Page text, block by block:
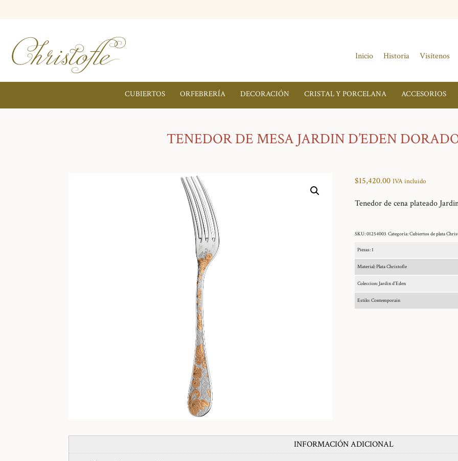
Inicio Historia Visítenos
CUBIERTOS ORFEBRERÍA DECORACIÓN CRISTAL Y PORCELANA ACCESORIOS
TENEDOR DE MESA JARDIN D’EDEN
$15,420.00 IVA incluido
Tenedor de cena plateado
SKU:01254003 Categoría:Cubiertos de plata
Piezas: 1
Material: Plata Christofle
Coleccion: Jardin d'Eden
Estilo: Contemporain
INFORMACIÓN ADICIONAL